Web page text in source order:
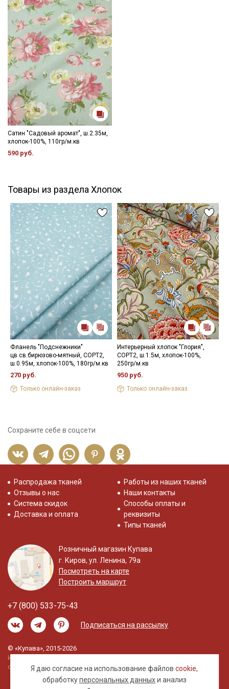
Цветопередача (тон) может отличаться от оригинального
цвета ткани в зависимости от настроек вашего монитора и в
зависимости от партии.
Сатин "Садовый аромат", ш.2.35м,
хлопок-100%, 110гр/м.кв
590 руб.
Товары из раздела Хлопок
Фланель "Подснежники"
цв.св.бирюзово-мятный, СОРТ2,
ш.0.95м, хлопок-100%, 180гр/м.кв
270 руб.
Только онлайн-заказ
Интерьерный хлопок "Глория",
СОРТ2, ш.1.5м, хлопок-100%,
250гр/м.кв
950 руб.
Только онлайн-заказ
Сохраните себе в соцсети
Я даю согласие на использование файловcookie,
обработкуперсональных данныхи анализ
Распродажа тканей
Отзывы о нас
Система скидок
Доставка и оплата
Работы из наших тканей
Наши контакты
Способы оплаты и
реквизиты
Типы тканей
Розничный магазин Купава
г. Киров, ул. Ленина, 79а
Посмотреть на карте
Построить маршрут
+7 (800) 533-75-43
Подписаться на рассылку
© «Купава», 2015-2026
Информация на сайте не является публичной
офертой.